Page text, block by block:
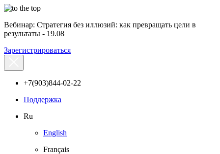
Вебинар: Стратегия без иллюзий: как превращать цели в
результаты - 19.08
Зарегистрироваться
+7(903)844-02-22
Поддержка
Ru
English
Français